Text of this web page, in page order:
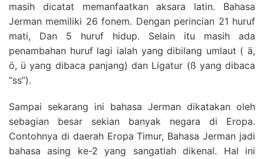
masih dicatat memanfaatkan aksara latin. Bahasa
Jerman memiliki 26 fonem. Dengan perincian 21 huruf
mati, Dan 5 huruf hidup. Selain itu masih ada
penambahan huruf lagi ialah yang dibilang umlaut ( ä,
ö, ü yang dibaca panjang) dan Ligatur (ß yang dibaca
“ss”).
Sampai sekarang ini bahasa Jerman dikatakan oleh
sebagian besar sekian banyak negara di Eropa.
Contohnya di daerah Eropa Timur, Bahasa Jerman jadi
bahasa asing ke-2 yang sangatlah dikenal. Hal ini